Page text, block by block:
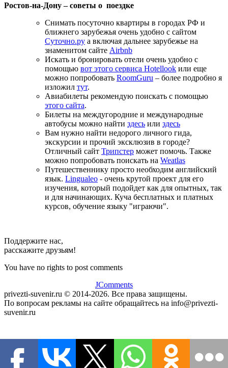
Ростов-на-Дону – советы о поездке
Снимать посуточно квартиры в городах РФ и
ближнего зарубежья очень удобно с сайтом
Суточно.ру а включая дальнее зарубежье на
знаменитом сайте Airbnb
Искать и бронировать отели очень удобно с
помощью вот этого сервиса Hotellook или еще
можно попробовать RoomGuru – более подробно я
изложил тут.
Авиабилеты рекомендую поискать с помощью
этого сайта.
Билеты на междугородние и международные
автобусы можно найти здесь или здесь
Вам нужно найти недорого личного гида,
экскурсии и прочий эксклюзив в городе?
Отличный сайт Трипстер может помочь. Также
можно попробовать поискать на Weatlas
Путешественнику просто необходим английский
язык. Lingualeo - очень крутой проект для его
изучения, который подойдет как для опытных, так
и для начинающих. Куча бесплатных и платных
курсов, обучение языку "играючи".
Поддержите нас,
расскажите друзьям!
You have no rights to post comments
JComments
privezti-suvenir.ru © 2014-2026. Все права защищены.
По вопросам рекламы на сайте обращайтесь на info@privezti-
suvenir.ru